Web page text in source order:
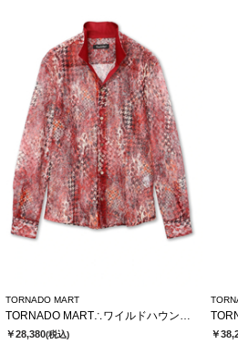
TORNADO MART
￥28,380(税込) ￥